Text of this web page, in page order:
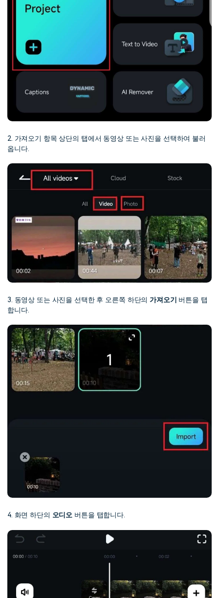
2. 가져오기 항목 상단의 탭에서 동영상 또는 사진을 선택하여 불러
옵니다.
3. 동영상 또는 사진을 선택한 후 오른쪽 하단의가져오기 버튼을 탭
합니다.
4. 화면 하단의 오디오 버튼을 탭합니다.